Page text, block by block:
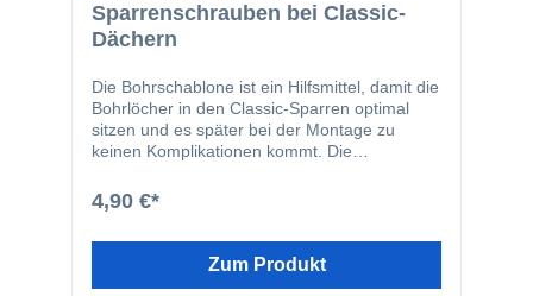
Sparrenschrauben bei Classic-
Dächern
Die Bohrschablone ist ein Hilfsmittel, damit die
Bohrlöcher in den Classic-Sparren optimal
sitzen und es später bei der Montage zu
keinen Komplikationen kommt. Die
Sparren auf einem Classic-Hauptträger
befestigt wird. Mit Hilfe der Bohrschablone
Sparrenschrauben an der richtigen Stelle
4,90 €*
Zum Produkt